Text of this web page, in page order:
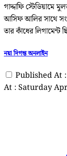
গাদ্দাফি স্টেডিয়ামে
আসিফ আলির সাথে
তার কাঁধের লিগামেন্ট
নয়া দিগন্ত অনলাইন
Published At
At : Saturday